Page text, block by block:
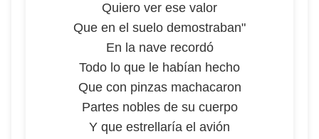
Quiero ver ese valor
Que en el suelo demostraban"
En la nave recordó
Todo lo que le habían hecho
Que con pinzas machacaron
Partes nobles de su cuerpo
Y que estrellaría el avión